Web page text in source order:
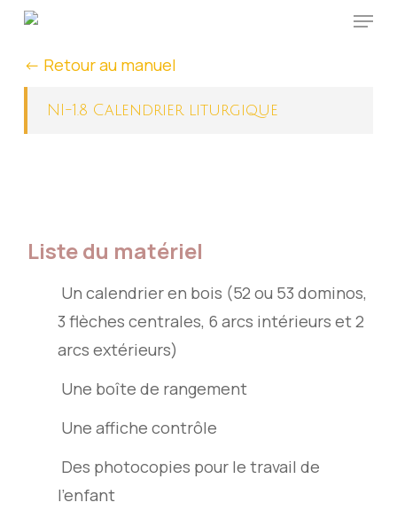
Skip
main
content
Menu
<- Retour au manuel
NI-1.8 Calendrier liturgique
Liste du matériel
Un calendrier en bois (52 ou 53 dominos,
3 flèches centrales, 6 arcs intérieurs et 2
arcs extérieurs)
Une boîte de rangement
Une affiche contrôle
Des photocopies pour le travail de
l’enfant